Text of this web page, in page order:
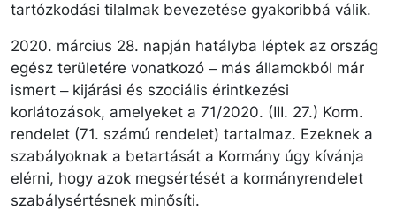
tartózkodási tilalmak bevezetése gyakoribbá válik.
2020. március 28. napján hatályba léptek az ország
egész területére vonatkozó ‒ más államokból már
ismert ‒ kijárási és szociális érintkezési
korlátozások, amelyeket a 71/2020. (III. 27.) Korm.
rendelet (71. számú rendelet) tartalmaz. Ezeknek a
szabályoknak a betartását a Kormány úgy kívánja
elérni, hogy azok megsértését a kormányrendelet
szabálysértésnek minősíti.